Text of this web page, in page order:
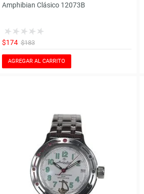
Amphibian Clásico 12073B
$174 $183
AGREGAR AL CARRITO